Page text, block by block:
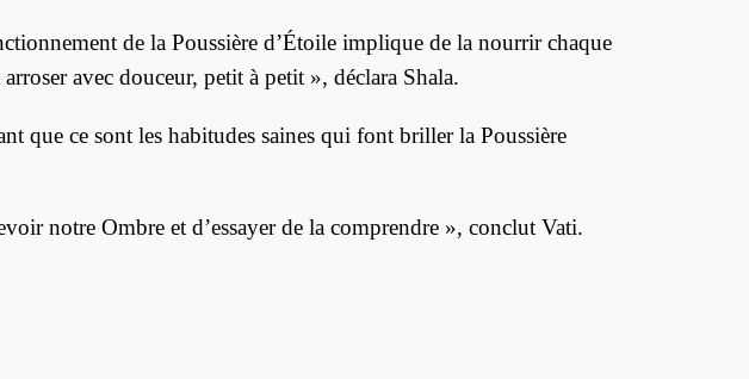
de la Poussière d’Étoile implique de la nourrir chaque
avec douceur, petit à petit », déclara Shala.
que ce sont les habitudes saines qui font briller la Poussière
notre Ombre et d’essayer de la comprendre », conclut Vati.